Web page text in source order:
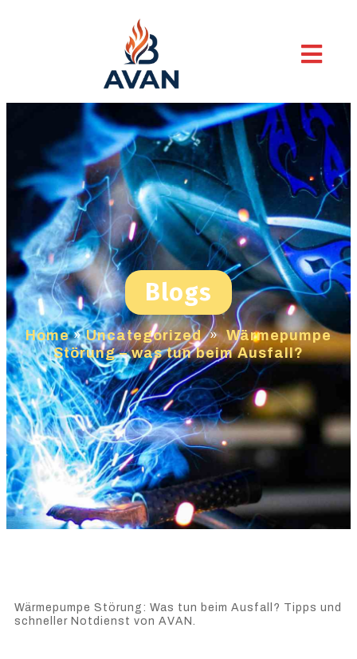
Blogs
Home»Uncategorized » Wärmepumpe
Störung – was tun beim Ausfall?
Wärmepumpe Störung: Was tun beim Ausfall? Tipps und
schneller Notdienst von AVAN.